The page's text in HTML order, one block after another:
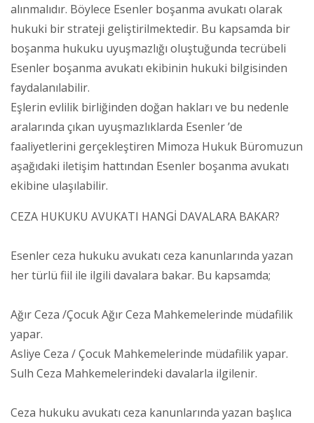
alınmalıdır. Böylece Esenler boşanma avukatı olarak
hukuki bir strateji geliştirilmektedir. Bu kapsamda bir
boşanma hukuku uyuşmazlığı oluştuğunda tecrübeli
Esenler boşanma avukatı ekibinin hukuki bilgisinden
faydalanılabilir.
Eşlerin evlilik birliğinden doğan hakları ve bu nedenle
aralarında çıkan uyuşmazlıklarda Esenler ’de
faaliyetlerini gerçekleştiren Mimoza Hukuk Büromuzun
aşağıdaki iletişim hattından Esenler boşanma avukatı
ekibine ulaşılabilir.
CEZA HUKUKU AVUKATI HANGİ DAVALARA BAKAR?
Esenler ceza hukuku avukatı ceza kanunlarında yazan
her türlü fiil ile ilgili davalara bakar. Bu kapsamda;
Ağır Ceza /Çocuk Ağır Ceza Mahkemelerinde müdafilik
yapar.
Asliye Ceza / Çocuk Mahkemelerinde müdafilik yapar.
Sulh Ceza Mahkemelerindeki davalarla ilgilenir.
Ceza hukuku avukatı ceza kanunlarında yazan başlıca